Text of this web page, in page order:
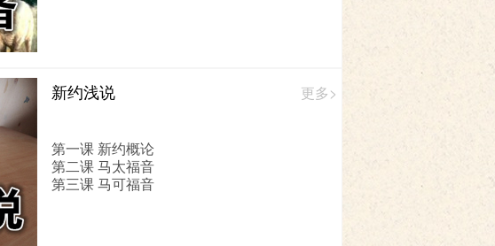
新约浅说 更多>
第一课 新约概论
第二课 马太福音
第三课 马可福音